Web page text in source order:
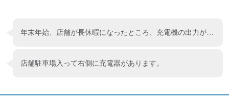
店舗駐車場入って右側に充電器があります。